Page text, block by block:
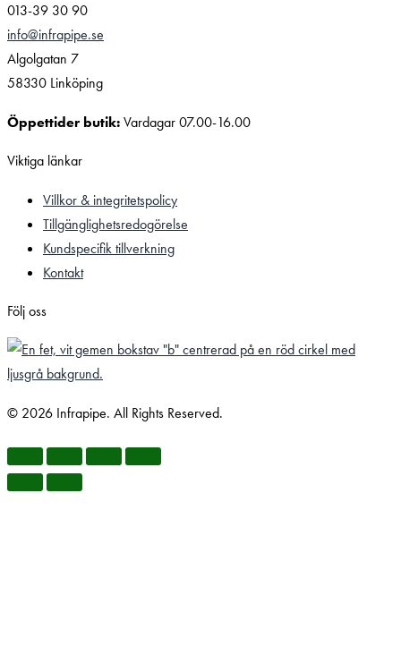
013-39 30 90
info@infrapipe.se
Algolgatan 7
58330 Linköping
Öppettider butik:Vardagar 07.00-16.00
Viktiga länkar
Villkor & integritetspolicy
Tillgänglighetsredogörelse
Kundspecifik tillverkning
Kontakt
Följ oss
© 2026 Infrapipe. All Rights Reserved.